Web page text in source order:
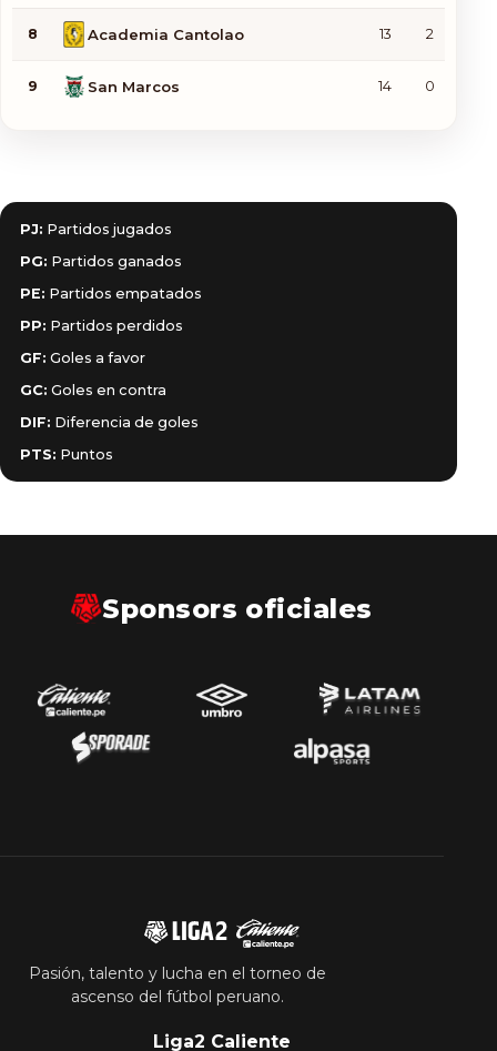
8 Academia Cantolao 13 2
9 San Marcos 14 0
Leyenda de abreviaturas
PJ: Partidos jugados
PG: Partidos ganados
PE: Partidos empatados
PP: Partidos perdidos
GF: Goles a favor
GC: Goles en contra
DIF: Diferencia de goles
PTS: Puntos
Sponsors oficiales
Pasión, talento y lucha en el torneo de
ascenso del fútbol peruano.
Liga2 Caliente